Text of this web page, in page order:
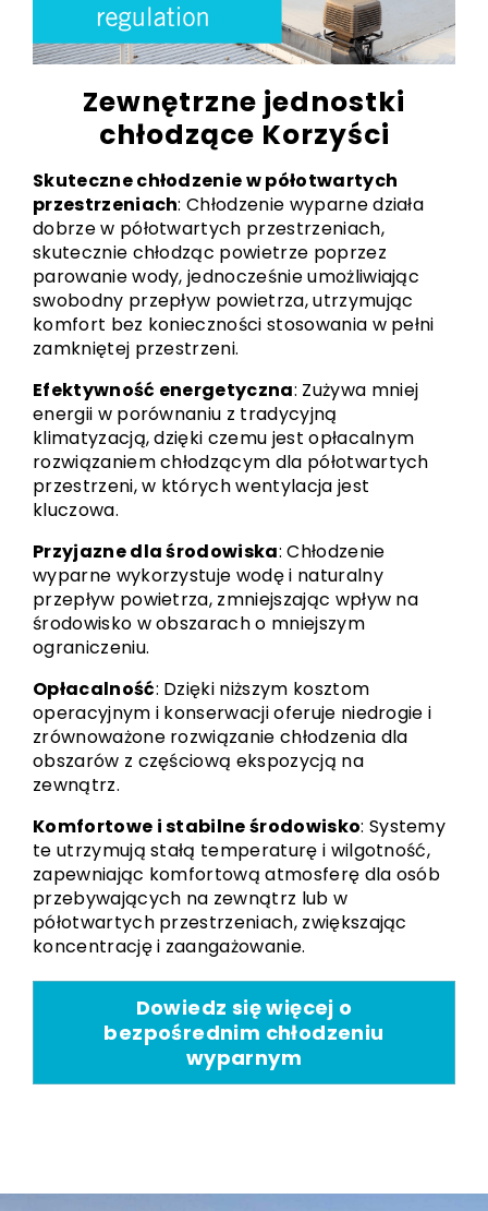
Zewnętrzne jednostki
chłodzące Korzyści
Skuteczne chłodzenie w półotwartych
przestrzeniach: Chłodzenie wyparne działa
dobrze w półotwartych przestrzeniach,
skutecznie chłodząc powietrze poprzez
parowanie wody, jednocześnie umożliwiając
swobodny przepływ powietrza, utrzymując
komfort bez konieczności stosowania w pełni
zamkniętej przestrzeni.
Efektywność energetyczna: Zużywa mniej
energii w porównaniu z tradycyjną
klimatyzacją, dzięki czemu jest opłacalnym
rozwiązaniem chłodzącym dla półotwartych
przestrzeni, w których wentylacja jest
kluczowa.
Przyjazne dla środowiska: Chłodzenie
wyparne wykorzystuje wodę i naturalny
przepływ powietrza, zmniejszając wpływ na
środowisko w obszarach o mniejszym
ograniczeniu.
Opłacalność: Dzięki niższym kosztom
operacyjnym i konserwacji oferuje niedrogie i
zrównoważone rozwiązanie chłodzenia dla
obszarów z częściową ekspozycją na
zewnątrz.
Komfortowe i stabilne środowisko: Systemy
te utrzymują stałą temperaturę i wilgotność,
zapewniając komfortową atmosferę dla osób
przebywających na zewnątrz lub w
półotwartych przestrzeniach, zwiększając
koncentrację i zaangażowanie.
Dowiedz się więcej o
bezpośrednim chłodzeniu
wyparnym